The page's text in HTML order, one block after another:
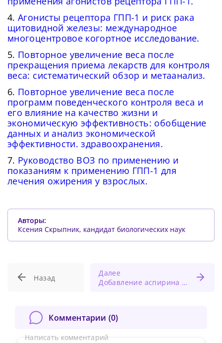
4.Агонисты рецептора ГПП-1 и риск рака
щитовидной железы: международное
многоцентровое когортное исследование.
5. Повторное увеличение веса после
прекращения приема лекарств для контроля
веса: систематический обзор и метаанализ.
6. Повторное увеличение веса после
программ поведенческого контроля веса и
его влияние на качество жизни и
экономическую эффективность: обобщение
данных и анализ экономической
эффективности. здравоохранения.
7. Руководство ВОЗ по применению и
показаниям к применению ГПП-1 для
лечения ожирения у взрослых.
Авторы:
Ксения Скрыпник, кандидат биологических наук
Назад
Далее
Добавление аспирина к колхицину улучшает облегчение симптомов при остром перикардите
Комментарии (0)
Написать комментарий